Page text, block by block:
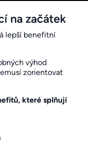
na začátek
lepší benefitní
výhod
zorientovat
které splňují